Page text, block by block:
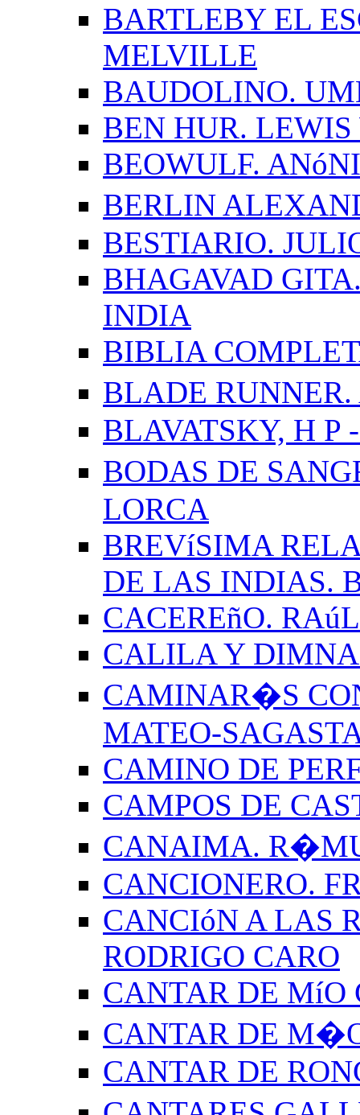
BARTLEBY EL
MELVILLE
BAUDOLINO.
BEN HUR.
BEOWULF.
BERLIN
BESTIARIO.
BHAGAVAD
INDIA
BIBLIA
BLADE
BLAVATSKY, H P
BODAS DE
LORCA
BREVíSIMA
DE LAS INDIAS.
CACEREñO.
CALILA Y
CAMINAR�S
MATEO-
CAMINO DE
CAMPOS DE
CANAIMA.
CANCIONERO.
CANCIóN A LAS
RODRIGO CARO
CANTAR DE MíO
CANTAR DE
CANTAR DE